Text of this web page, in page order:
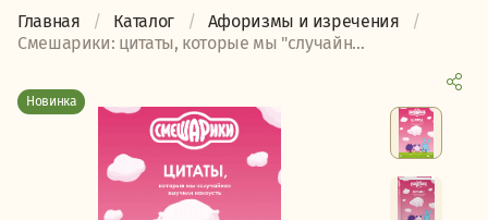
Главная Каталог
Афоризмы и изречения
Смешарики: цитаты, которые мы "случайн...
Новинка